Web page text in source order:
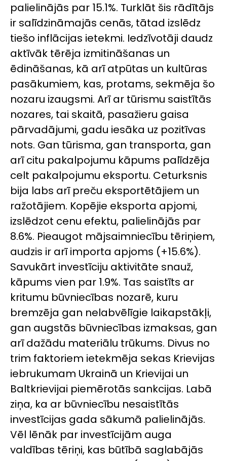
palielinājās par 15.1%. Turklāt šis rādītājs
ir salīdzināmajās cenās, tātad izslēdz
tiešo inflācijas ietekmi. Iedzīvotāji daudz
aktīvāk tērēja izmitināšanas un
ēdināšanas, kā arī atpūtas un kultūras
pasākumiem, kas, protams, sekmēja šo
nozaru izaugsmi. Arī ar tūrismu saistītās
nozares, tai skaitā, pasažieru gaisa
pārvadājumi, gadu iesāka uz pozitīvas
nots. Gan tūrisma, gan transporta, gan
arī citu pakalpojumu kāpums palīdzēja
celt pakalpojumu eksportu. Ceturksnis
bija labs arī preču eksportētājiem un
ražotājiem. Kopējie eksporta apjomi,
izslēdzot cenu efektu, palielinājās par
8.6%. Pieaugot mājsaimniecību tēriņiem,
audzis ir arī importa apjoms (+15.6%).
Savukārt investīciju aktivitāte snauž,
kāpums vien par 1.9%. Tas saistīts ar
kritumu būvniecības nozarē, kuru
bremzēja gan nelabvēlīgie laikapstākļi,
gan augstās būvniecības izmaksas, gan
arī dažādu materiālu trūkums. Divus no
trim faktoriem ietekmēja sekas Krievijas
iebrukumam Ukrainā un Krievijai un
Baltkrievijai piemērotās sankcijas. Labā
ziņa, ka ar būvniecību nesaistītās
investīcijas gada sākumā palielinājās.
Vēl lēnāk par investīcijām auga
valdības tēriņi, kas būtībā saglabājās